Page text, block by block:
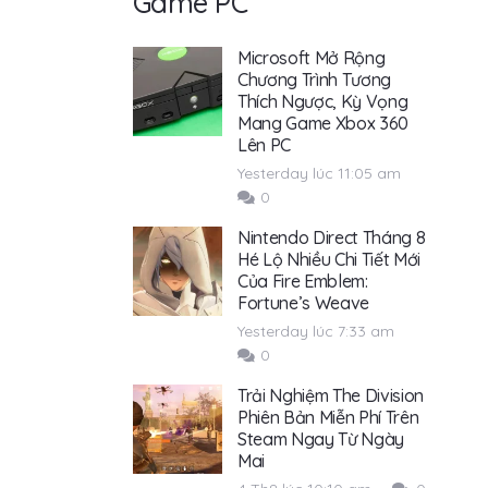
Microsoft Mở Rộng
Chương Trình Tương
Thích Ngược, Kỳ Vọng
Mang Game Xbox 360
Lên PC
Yesterday lúc 11:05 am
0
Nintendo Direct Tháng 8
Hé Lộ Nhiều Chi Tiết Mới
Của Fire Emblem:
Fortune’s Weave
Yesterday lúc 7:33 am
0
Trải Nghiệm The Division
Phiên Bản Miễn Phí Trên
Steam Ngay Từ Ngày
Mai